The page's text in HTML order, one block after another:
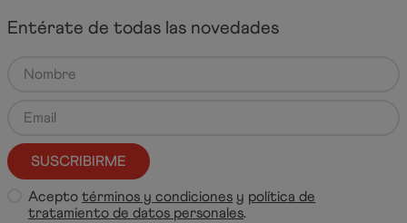
Entérate de todas las novedades
SUSCRIBIRME
Aceptotérminos y condiciones y política de
tratamiento de datos personales.